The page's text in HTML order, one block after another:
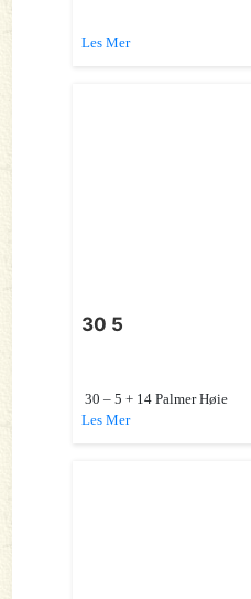
Les Mer
30 5
30 – 5 + 14 Palmer Høie
Les Mer